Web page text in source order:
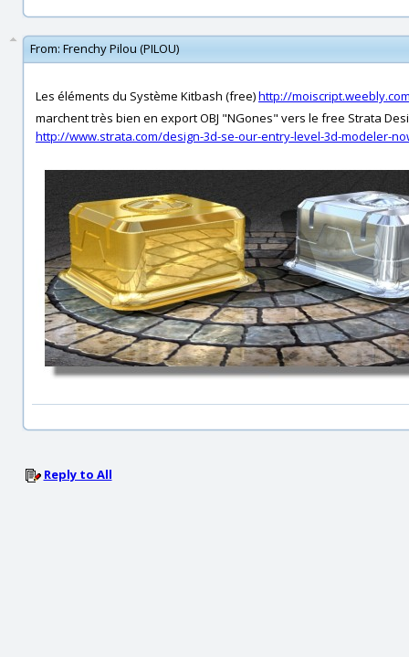
From: Frenchy Pilou (PILOU)
Les éléments du Système Kitbash (free)http://
marchent très bien en export OBJ "NGones" vers le free Strata
http://www.strata.com/design-3d-se-our-entry-level-3d-modeler-
Reply to All